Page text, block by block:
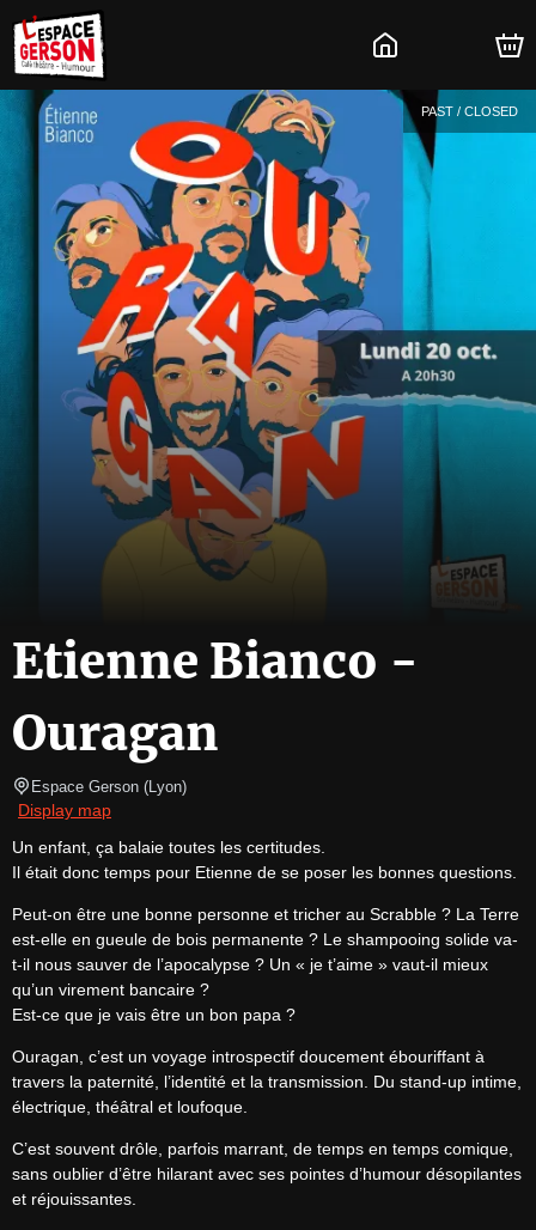
PAST / CLOSED
Etienne Bianco -
Ouragan
Espace Gerson (Lyon)
Display map
Un enfant, ça balaie toutes les certitudes.
Il était donc temps pour Etienne de se poser les bonnes questions.
Peut-on être une bonne personne et tricher au Scrabble ? La Terre
est-elle en gueule de bois permanente ? Le shampooing solide va-
t-il nous sauver de l’apocalypse ? Un « je t’aime » vaut-il mieux
qu’un virement bancaire ?
Est-ce que je vais être un bon papa ?
Ouragan, c’est un voyage introspectif doucement ébouriffant à
travers la paternité, l’identité et la transmission. Du stand-up intime,
électrique, théâtral et loufoque.
C’est souvent drôle, parfois marrant, de temps en temps comique,
sans oublier d’être hilarant avec ses pointes d’humour désopilantes
et réjouissantes.